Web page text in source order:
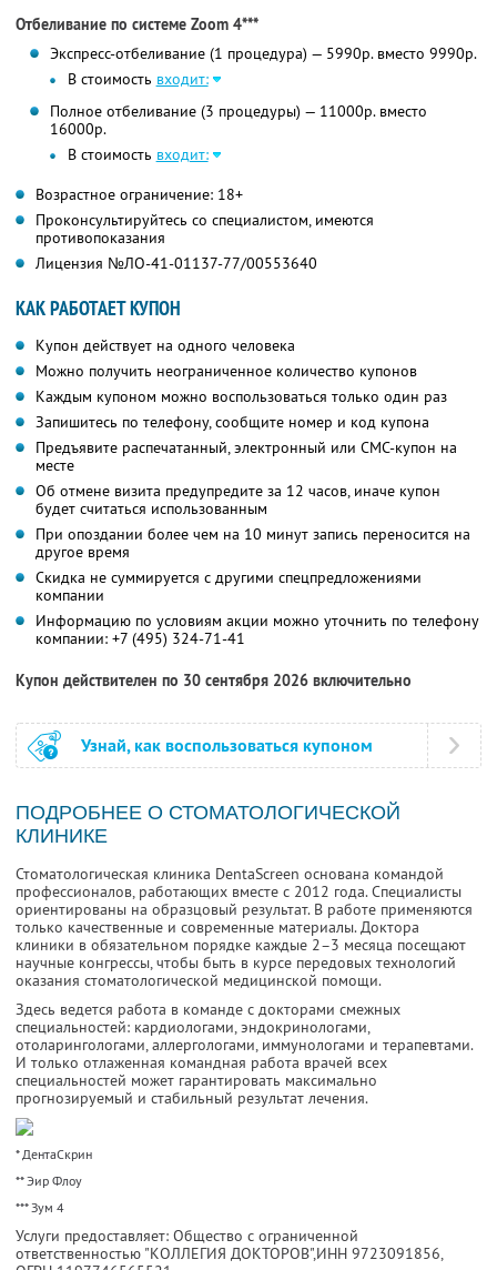
Отбеливание по системе Zoom 4***
Экспресс-отбеливание (1 процедура) — 5990р. вместо 9990р.
В стоимость входит:
Полное отбеливание (3 процедуры) — 11000р. вместо
16000р.
В стоимость входит:
Возрастное ограничение: 18+
Проконсультируйтесь со специалистом, имеются
противопоказания
Лицензия №ЛО-41-01137-77/00553640
КАК РАБОТАЕТ КУПОН
Купон действует на одного человека
Можно получить неограниченное количество купонов
Каждым купоном можно воспользоваться только один раз
Запишитесь по телефону, сообщите номер и код купона
Предъявите распечатанный, электронный или СМС-купон на
месте
Об отмене визита предупредите за 12 часов, иначе купон
будет считаться использованным
При опоздании более чем на 10 минут запись переносится на
другое время
Скидка не суммируется с другими спецпредложениями
компании
Информацию по условиям акции можно уточнить по телефону
компании: +7 (495) 324-71-41
Купон действителен по 30 сентября 2026 включительно
Узнай, как воспользоваться купоном
ПОДРОБНЕЕ О СТОМАТОЛОГИЧЕСКОЙ
КЛИНИКЕ
Стоматологическая клиника DentaScreen основана командой
профессионалов, работающих вместе с 2012 года. Специалисты
ориентированы на образцовый результат. В работе применяются
только качественные и современные материалы. Доктора
клиники в обязательном порядке каждые 2–3 месяца посещают
научные конгрессы, чтобы быть в курсе передовых технологий
оказания стоматологической медицинской помощи.
Здесь ведется работа в команде с докторами смежных
специальностей: кардиологами, эндокринологами,
отоларингологами, аллергологами, иммунологами и терапевтами.
И только отлаженная командная работа врачей всех
специальностей может гарантировать максимально
прогнозируемый и стабильный результат лечения.
* ДентаСкрин
** Эир Флоу
*** Зум 4
Услуги предоставляет: Общество с ограниченной
ответственностью "КОЛЛЕГИЯ ДОКТОРОВ",ИНН 9723091856,